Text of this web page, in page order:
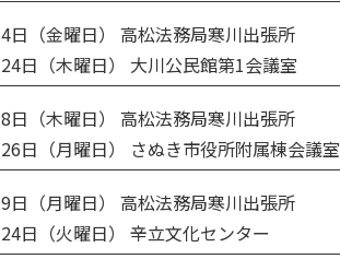
4日（金曜日） 高松法務局寒川出張所
24日（木曜日） 大川公民館第1会議室
8日（木曜日） 高松法務局寒川出張所
26日（月曜日） さぬき市役所附属棟会議室
9日（月曜日） 高松法務局寒川出張所
24日（火曜日） 辛立文化センター